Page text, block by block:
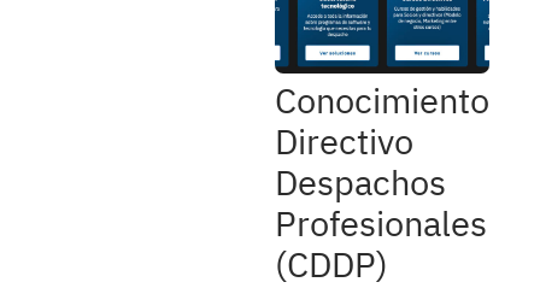
Conocimiento
Directivo
Despachos
Profesionales
(CDDP)